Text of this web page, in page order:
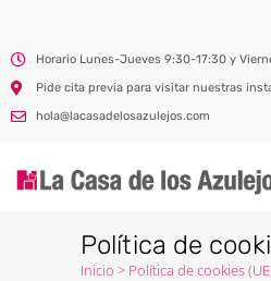
Horario Lunes-Jueves 9:30-17:30 y
Pide cita previa para visitar nuestras
hola@lacasadelosazulejos.com
Política de
Inicio > Política de cookies